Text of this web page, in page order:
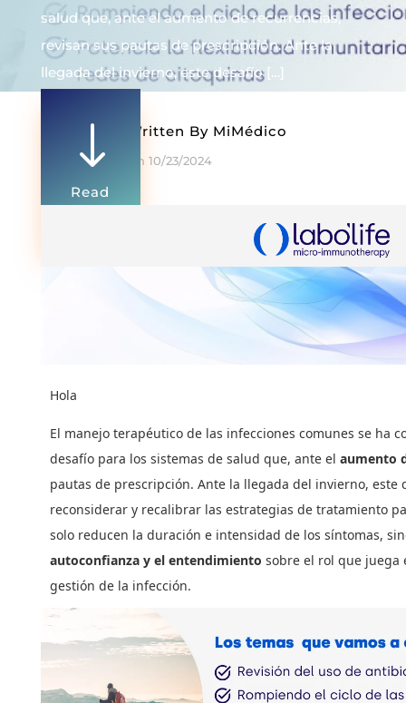
salud que, ante el aumento de recurrencias,
revisan sus pautas de prescripción. Ante la
llegada del invierno, este desafío […]
Written By MiMédico
On 10/23/2024
"
Read
more
Hola
El manejo terapéutico de las infecciones comunes se ha
desafío para los sistemas de salud que, ante el aumento
pautas de prescripción. Ante la llegada del invierno, este
reconsiderar y recalibrar las estrategias de tratamiento
solo reducen la duración e intensidad de los síntomas,
autoconfianza y el entendimiento sobre el rol que juega
gestión de la infección.